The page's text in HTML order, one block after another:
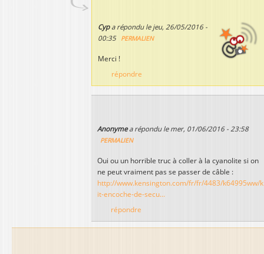
Cypa répondu le jeu, 26/05/2016 -
00:35
PERMALIEN
Merci !
répondre
Anonymea répondu le mer, 01/06/2016 - 23:58
PERMALIEN
Oui ou un horrible truc à coller à la cyanolite si on
ne peut vraiment pas se passer de câble :
http://www.kensington.com/fr/fr/4483/k64995ww/k
it-encoche-de-secu...
répondre